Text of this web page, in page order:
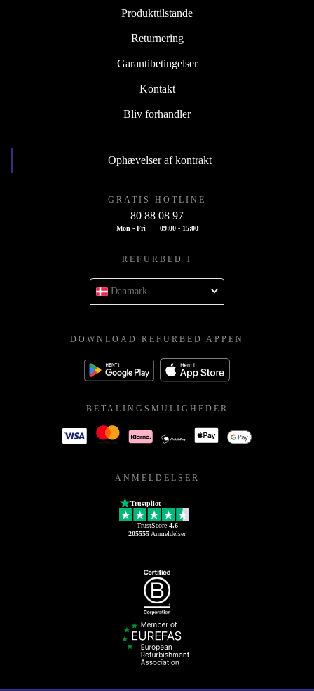
Produkttilstande
Returnering
Garantibetingelser
Kontakt
Bliv forhandler
Ophævelser af kontrakt
GRATIS HOTLINE
80 88 08 97
Mon - Fri 09:00 - 15:00
REFURBED I
Danmark
DOWNLOAD REFURBED APPEN
BETALINGSMULIGHEDER
ANMELDELSER
Trustpilot
TrustScore 4.6
205555 Anmeldelser